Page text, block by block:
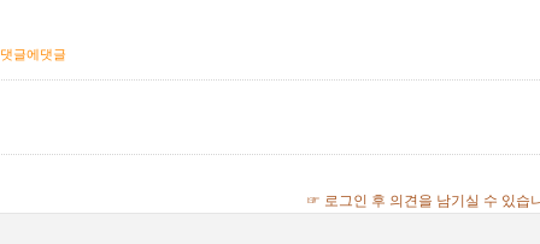
글에댓글
☞ 로그인 후 의견을 남기실 수 있습